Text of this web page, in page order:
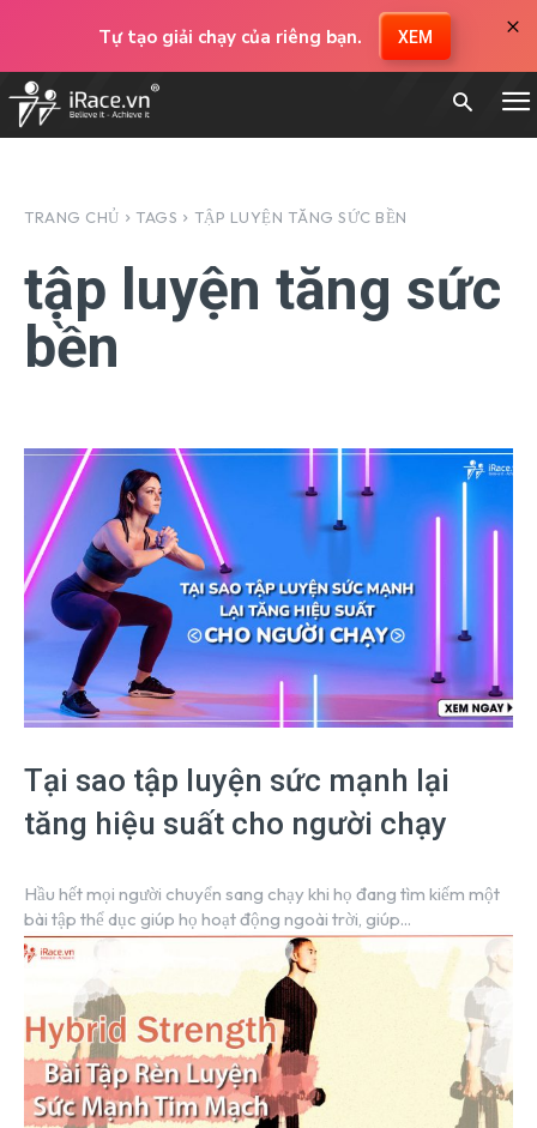
Tự tạo giải chạy của riêng bạn. XEM ×
TRANG CHỦ TAGS TẬP LUYỆN TĂNG SỨC BỀN
tập luyện tăng sức
bền
Tại sao tập luyện sức mạnh lại
tăng hiệu suất cho người chạy
Hầu hết mọi người chuyển sang chạy khi họ đang tìm kiếm một
bài tập thể dục giúp họ hoạt động ngoài trời, giúp...